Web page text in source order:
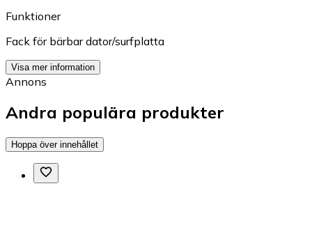
Funktioner
Fack för bärbar dator/surfplatta
Visa mer information
Annons
Andra populära produkter
Hoppa över innehållet